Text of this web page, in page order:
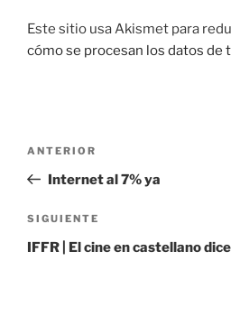
Este sitio usa Akismet para
cómo se procesan los datos de
entradas
Entrada
anterior:
ANTERIOR
Internet al 7% ya
Siguiente
entrada
SIGUIENTE
IFFR | El cine en castellano